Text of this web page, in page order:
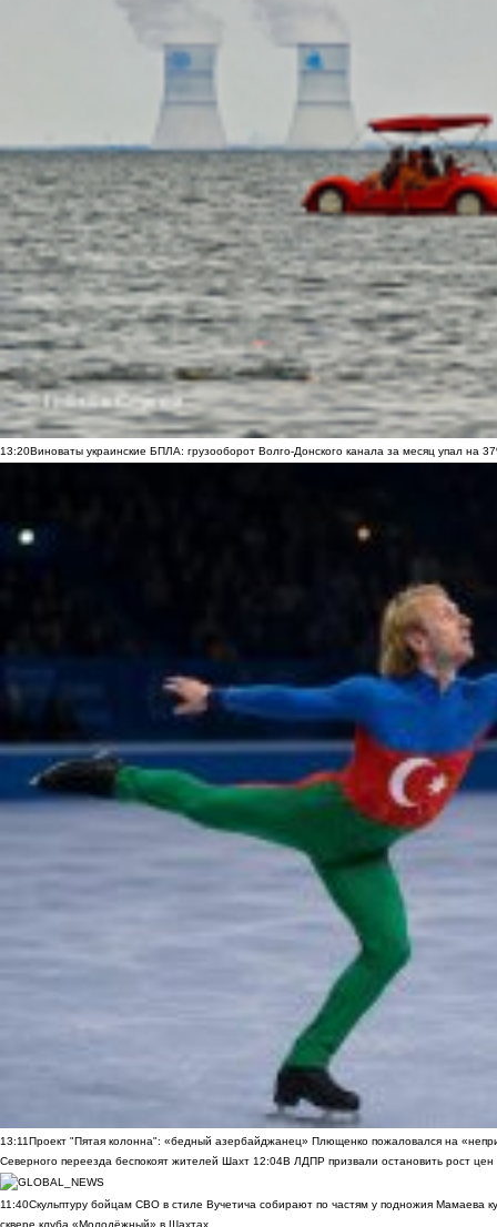
13:20Виноваты украинские БПЛА: грузооборот Волго-Донского канала за месяц упал на
13:11Проект "Пятая колонна": «бедный азербайджанец» Плющенко пожаловался на
Северного переезда беспокоят жителей Шахт 12:04В ЛДПР призвали остановить рост цен
11:40Скульптуру бойцам СВО в стиле Вучетича собирают по частям у подножия Мамаева
сквере клуба «Молодёжный» в Шахтах